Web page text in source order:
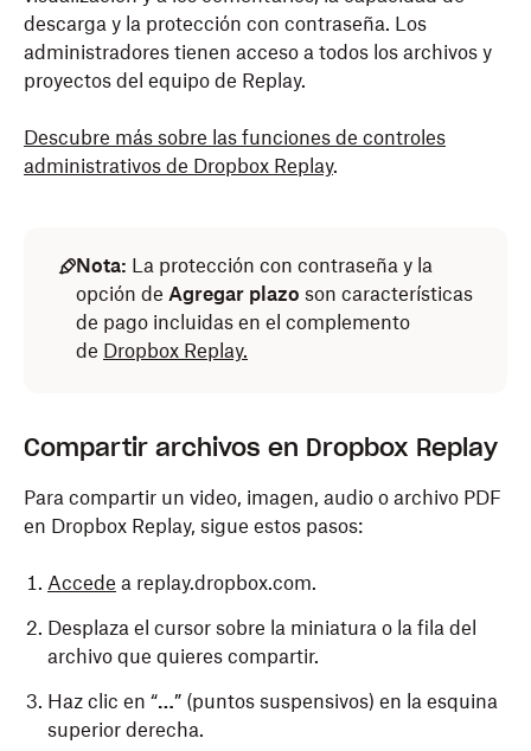
descarga y la protección con contraseña. Los
administradores tienen acceso a todos los archivos y
proyectos del equipo de Replay.
Descubre más sobre las funciones de controles
administrativos de Dropbox Replay.
Nota: La protección con contraseña y la
opción de Agregar plazo son características
de pago incluidas en el complemento
de Dropbox Replay.
Compartir archivos en Dropbox Replay
Para compartir un video, imagen, audio o archivo PDF
en Dropbox Replay, sigue estos pasos:
Accede a replay.dropbox.com.
Desplaza el cursor sobre la miniatura o la fila del
archivo que quieres compartir.
Haz clic en “…” (puntos suspensivos) en la esquina
superior derecha.